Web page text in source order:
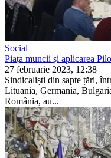
Social
Piața muncii și aplicarea
27 februarie 2023, 12:38
Sindicaliști din șapte țări,
Lituania, Germania,
România, au...